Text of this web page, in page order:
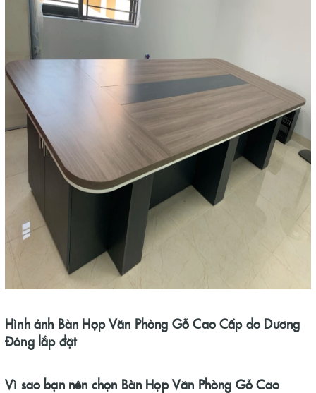
Hình ảnh Bàn Họp Văn Phòng Gỗ Cao Cấp do Dương
Đông lắp đặt
Vì sao bạn nên chọn Bàn Họp Văn Phòng Gỗ Cao